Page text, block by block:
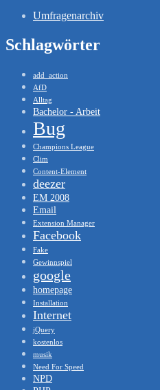
Umfragenarchiv
Schlagwörter
add_action
AfD
Alltag
Bachelor - Arbeit
Bug
Champions League
Clim
Content-Element
deezer
EM 2008
Email
Extension Manager
Facebook
Fake
Gewinnspiel
google
homepage
Installation
Internet
jQuery
kostenlos
musik
Need For Speed
NPD